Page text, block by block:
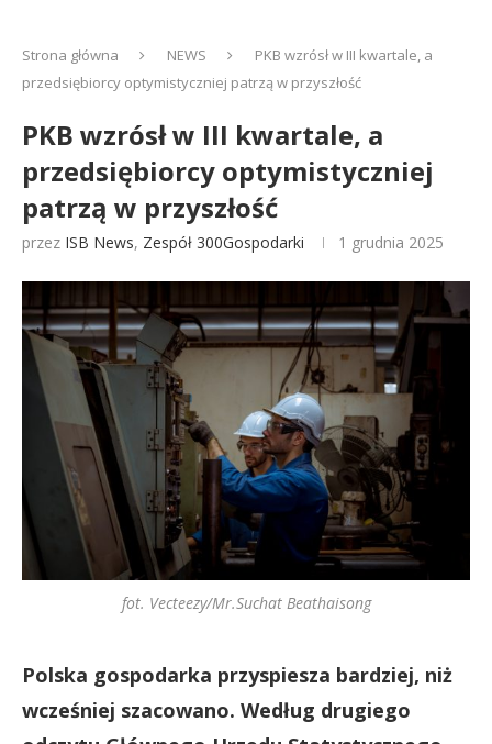
Strona główna NEWS
PKB wzrósł w III kwartale, a
przedsiębiorcy optymistyczniej patrzą w przyszłość
PKB wzrósł w III kwartale, a
przedsiębiorcy optymistyczniej
patrzą w przyszłość
przez ISB News, Zespół 300Gospodarki 1 grudnia 2025
fot. Vecteezy/Mr.Suchat Beathaisong
Polska gospodarka przyspiesza bardziej, niż
wcześniej szacowano. Według drugiego